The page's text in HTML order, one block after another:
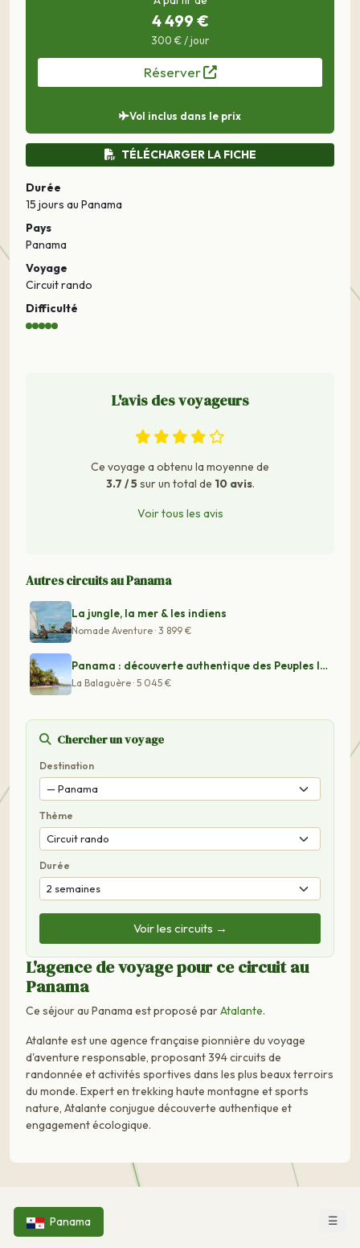
4 499 €
300 € / jour
Réserver
Vol inclus dans le prix
TÉLÉCHARGER LA FICHE
Durée
15 jours au Panama
Pays
Panama
Voyage
Circuit rando
Difficulté
L'avis des voyageurs
Ce voyage a obtenu la moyenne de
3.7 / 5sur un total de 10 avis.
Voir tous les avis
Autres circuits au Panama
La jungle, la mer & les indiens
Nomade Aventure · 3 899 €
Panama : découverte authentique des Peuples Indigènes
La Balaguère · 5 045 €
Chercher un voyage
Destination
Thème
Durée
Voir les circuits →
L'agence de voyage pour ce circuit au
Panama
Ce séjour au Panama est proposé parAtalante.
Atalante est une agence française pionnière du voyage
d'aventure responsable, proposant 394 circuits de
randonnée et activités sportives dans les plus beaux terroirs
du monde. Expert en trekking haute montagne et sports
nature, Atalante conjugue découverte authentique et
engagement écologique.
Panama ☰